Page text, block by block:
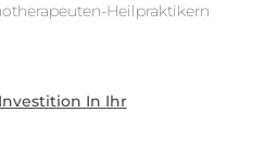
Heilpraktikern
In Ihr